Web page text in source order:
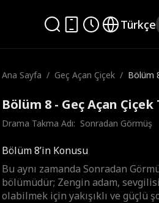
Türkçe
Ana Sayfa / Geç Açan Çiçek / Bölüm
Bölüm 8 - Geç Açan Çiçek
Drama Takma Adı: Sonradan Görmüş
Bölüm 8’in Konusu
Bu aynı zamanda Sonradan
bölümüdür; Zengin adam,
olabilmek için yakışıklı ve güçlü